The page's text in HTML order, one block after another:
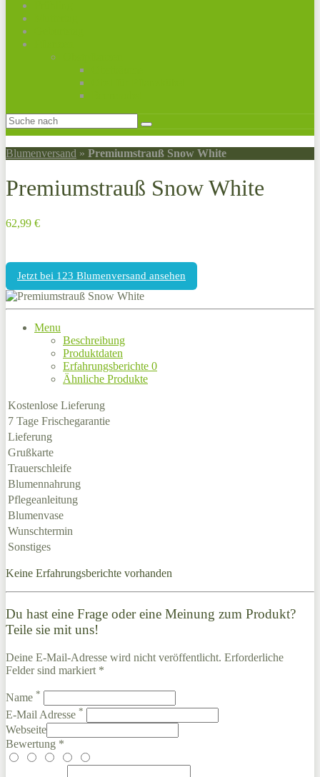
Blumenversand » Premiumstrauß Snow White
Premiumstrauß Snow White
62,99 €
Jetzt bei 123 Blumenversand ansehen
Menu
Beschreibung
Produktdaten
Erfahrungsberichte 0
Ähnliche Produkte
Kostenlose Lieferung
7 Tage Frischegarantie
Lieferung
Grußkarte
Trauerschleife
Blumennahrung
Pflegeanleitung
Blumenvase
Wunschtermin
Sonstiges
Keine Erfahrungsberichte vorhanden
Du hast eine Frage oder eine Meinung zum Produkt?
Teile sie mit uns!
Deine E-Mail-Adresse wird nicht veröffentlicht. Erforderliche
Felder sind markiert *
Name *
E-Mail Adresse *
Webseite
Bewertung *